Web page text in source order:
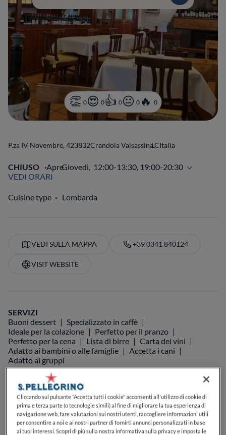
0 0 0 0 0
P.za IV Novembre, 423832Crandola ValsassinaLCItalia
CHIUSO ApreGiovedì, 12:00-13:30, 19:00-20:30
VEDI ORARI
Cuisine type Lombarda
VEDI SULLA MAPPA +39 0341 840124
VISIT WEBSITE
SERVIZI
Buoni dessert
Specializzato in caffè
Ideale per la colazione
Perfetto per il pranzo
Perfetto per la cena
Lista di birre
Carta dei vini
Adatto ai bambini o alle famiglie
Accetta i cani
Adatto ai gruppi
Cliccando sul pulsante "Accetta tutti i cookie" acconsenti all'utilizzo di cookie di
prima e terza parte (o tecnologie simili) al fine di migliorare la tua esperienza di
navigazione web, fare valutazioni sui nostri utenti, raccogliere informazioni utili
per consentire a noi e ai nostri partner di fornirti annunci personalizzati in base
ai tuoi interessi. Scopri di più sulla nostra informativa sulla privacy e imposta le